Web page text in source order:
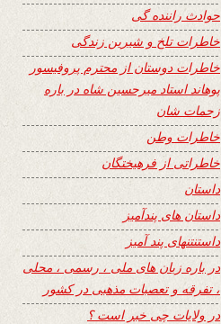
حوادث راننده گی
خاطرات تلخ و شیرین زندگی
خاطرات دوستان از محترم پروفیسور
پوهاند استاد میرحسین شاه در باره
زحمات شان
خاطرات وطن
خاطراتی از فرهیختگان
داستان
داستان های پندآمیز
داستنتنهای پند آمیز
در باره زبان های ملی ، رسمی ، محلی
، تفرقه و تعصبات مذهبی در کشور
در ولایات چی خبر است ؟